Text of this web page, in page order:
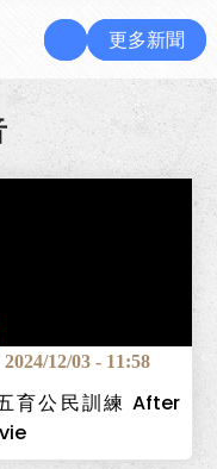
更多新聞
12/03 - 11:58
育公民訓練 After